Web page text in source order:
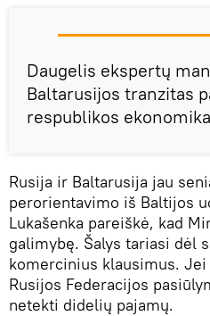
Daugelis ekspertų
Baltarusijos tranzitas
respublikos
Rusija ir Baltarusija jau
perorientavimo iš Baltijos
Lukašenka pareiškė, kad
galimybę. Šalys tariasi dėl
komercinius klausimus.
Rusijos Federacijos
netekti didelių pajamų.